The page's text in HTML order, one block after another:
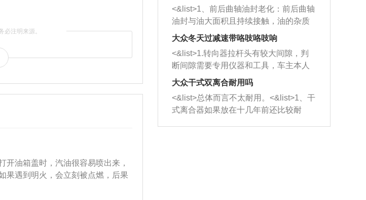
注明来源。
开油箱盖时，汽油很容易喷出来，
果遇到明火，会立刻被点燃，后果
，进一步增加油液的挥发速度，而
西取出来。但如果是因为积碳过多引起
的堵塞，就需要将三元催化器泡在草酸
洗剂对堵塞的情况得到解决，将清洗剂
放在燃油箱中，与燃油混合后，车辆启
动时，就可以和汽油一起进入到燃烧
室，最后形成废气排出，就可以让三元
催化器得到清洗，排气管堵塞的情况就
能够得到解决。
一圈半的练习，往右同样也要打相同的
圈数。 <&list>3、最后强调要反复练
习，这样就可以形成肌肉记忆，在真实
驾驶车辆时，不需要记忆也能打好方
向。
<&list>1、前后曲轴油封老化：前后曲轴
油封与油大面积且持续接触，油的杂质
和发动机内持续温度变化使其密封效果
逐渐减弱，导致渗油或漏油。<&list>2、
活塞间隙过大：积碳会使活塞环与缸体
的间隙扩大，导致机油流入燃烧室中，
造成烧机油。<&list>3、机油粘度。使用
机油粘度过小的话，同样会有烧机油现
象，机油粘度过小具有很好的流动性，
大众冬天过减速带咯吱咯吱响
<&list>1.转向器拉杆头有较大间隙，判
断间隙需要专用仪器和工具，车主本人
无法制作，需要将车辆送到修理厂或4s
店；<&list>2.车辆半轴套管防尘罩破
裂，破裂后会出现漏油现象，使半轴磨
损严重，磨损的半轴容易损坏，产生异
响；<&list>3.稳定器的转向胶套和球头
大众干式双离合耐用吗
<&list>总体而言不太耐用。<&list>1、干
式离合器如果放在十几年前还比较耐